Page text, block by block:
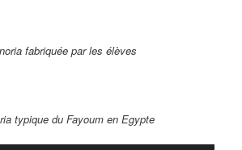
fabriquée par les élèves
typique du Fayoum en Egypte